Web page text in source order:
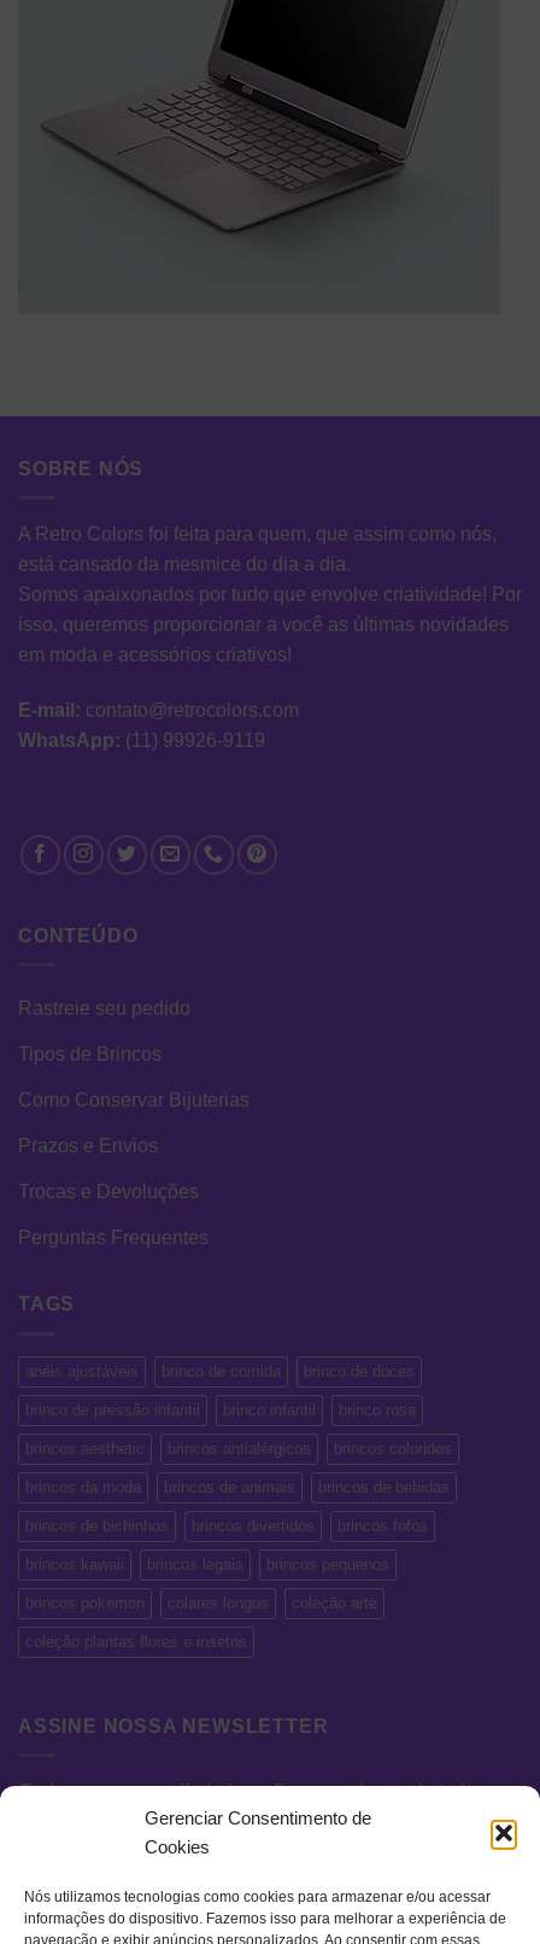
Gerenciar Consentimento de
Cookies
Nós utilizamos tecnologias como cookies para armazenar e/ou acessar
informações do dispositivo. Fazemos isso para melhorar a experiência de
SOBRE NÓS
A Retro Colors foi feita para quem, que assim como nós,
está cansado da mesmice do dia a dia.
Somos apaixonados por tudo que envolve criatividade! Por
isso, queremos proporcionar a você as últimas novidades
em moda e acessórios criativos!
E-mail: contato@retrocolors.com
WhatsApp: (11) 99926-9119
CONTEÚDO
Rastreie seu pedido
Tipos de Brincos
Como Conservar Bijuterias
Prazos e Envios
Trocas e Devoluções
Perguntas Frequentes
TAGS
anéis ajustáveis brinco de comida brinco de doces
brinco de pressão infantil brinco infantil brinco rosa
brincos aesthetic brincos antialérgicos brincos coloridos
brincos da moda brincos de animais brincos de bebidas
brincos de bichinhos brincos divertidos brincos fofos
brincos kawaii brincos legais brincos pequenos
brincos pokemon colares longos coleção arte
coleção plantas flores e insetos
ASSINE NOSSA NEWSLETTER
Cadastre seu e-mail abaixo e fique por dentro de todas as
novidades e promoções exclusivas.